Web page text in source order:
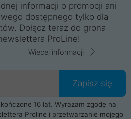
informacji o promocji ani
dostępnego tylko dla
Dołącz teraz do grona
ProLine!
Więcej informacji
Zapisz się
16 lat. Wyrażam zgodę na
Proline i przetwarzanie mojego